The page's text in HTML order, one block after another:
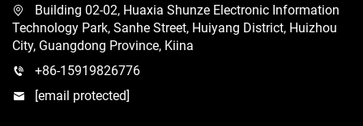
Building 02-02, Huaxia Shunze Electronic Information
Technology Park, Sanhe Street, Huiyang District, Huizhou
City, Guangdong Province, Kiina
+86-15919826776
[email protected]